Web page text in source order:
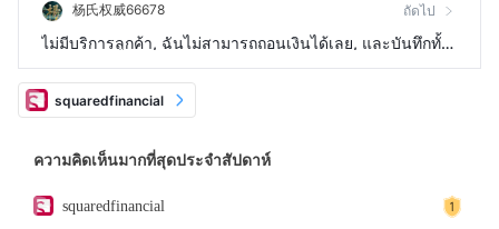
杨氏权威66678 ถัดไป
ไม่มีบริการลูกค้า, ฉันไม่สามารถถอนเงินได้เลย, และบันทึกทั้ง
หมดของฉันหายไป
squaredfinancial
ความคิดเห็นมากที่สุดประจำสัปดาห์
squaredfinancial